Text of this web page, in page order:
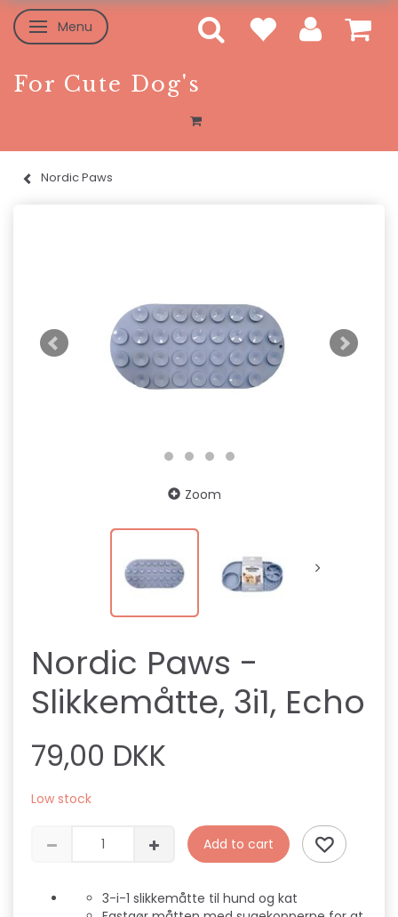
Toggle navigation
Menu
For Cute Dog's
Nordic Paws
Zoom
Nordic Paws -
Slikkemåtte, 3i1, Echo
79,00 DKK
Low stock
Add to cart
3-i-1 slikkemåtte til hund og kat